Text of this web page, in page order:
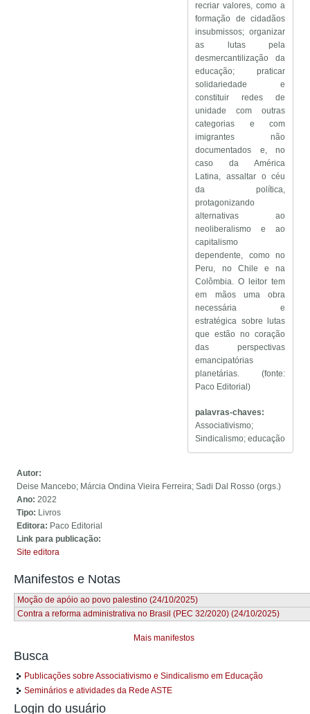
recriar valores, como a
formação de cidadãos
insubmissos; organizar
as lutas pela
desmercantilização da
educação; praticar
solidariedade e
constituir redes de
unidade com outras
categorias e com
imigrantes não
documentados e, no
caso da América
Latina, assaltar o céu
da política,
protagonizando
alternativas ao
neoliberalismo e ao
capitalismo
dependente, como no
Peru, no Chile e na
Colômbia. O leitor tem
em mãos uma obra
necessária e
estratégica sobre lutas
que estão no coração
das perspectivas
emancipatórias
planetárias. (fonte:
Paco Editorial)
palavras-chaves:
Associativismo;
Sindicalismo; educação
Autor:
Deise Mancebo; Márcia Ondina Vieira Ferreira; Sadi Dal Rosso (orgs.)
Ano:2022
Tipo: Livros
Editora: Paco Editorial
Link para publicação:
Site editora
Manifestos e Notas
Moção de apóio ao povo palestino (24/10/2025)
Contra a reforma administrativa no Brasil (PEC 32/2020) (24/10/2025)
Mais manifestos
Busca
Publicações sobre Associativismo e Sindicalismo em Educação
Seminários e atividades da Rede ASTE
Login do usuário